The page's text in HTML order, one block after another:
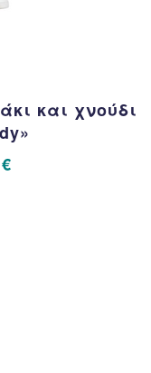
και χνούδι
€